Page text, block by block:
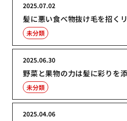
髪に悪い食べ物抜け毛を招く
2025.07.02
未分類
野菜と果物の力は髪に彩りを
2025.06.30
未分類
2025.04.06